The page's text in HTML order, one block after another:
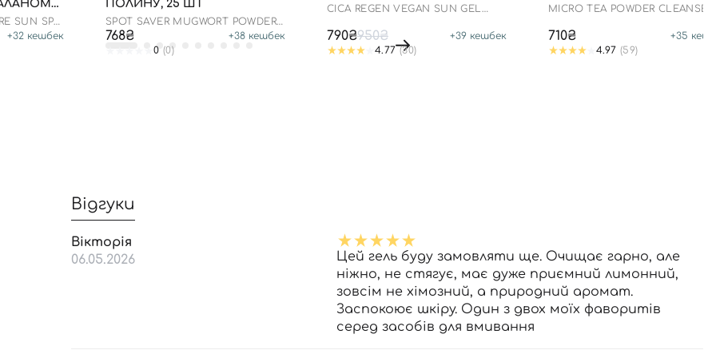
SUN SPF
+32 кешбек
ПОЛИНУ, 25 ШТ
SPOT SAVER MUGWORT POWDER
WASH
768₴ +38 кешбек
0 (0)
СICA REGEN VEGAN SUN GEL
790₴950₴ +39 кешбек
4.77 (30)
MICRO TEA POWDER CLEANSER
710₴ +35
4.97 (59)
Відгуки
Вікторія
06.05.2026
Цей гель буду замовляти ще. Очищає гарно, але
ніжно, не стягує, має дуже приємний лимонний,
зовсім не хімозний, а природний аромат.
Заспокоює шкіру. Один з двох моїх фаворитів
серед засобів для вмивання